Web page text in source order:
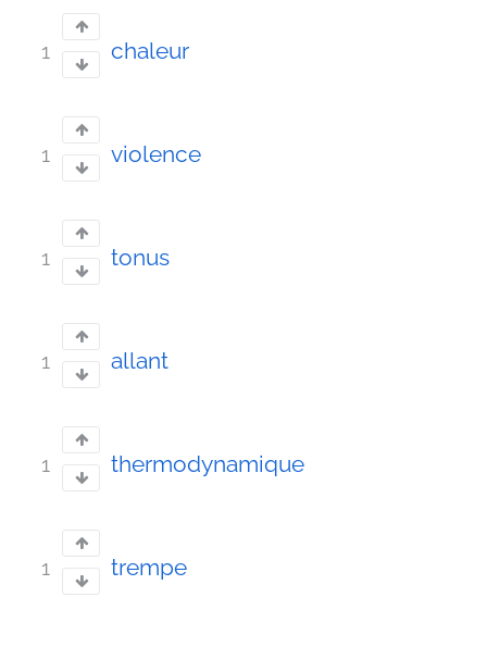
1 chaleur
1 violence
1 tonus
1 allant
1 thermodynamique
1 trempe